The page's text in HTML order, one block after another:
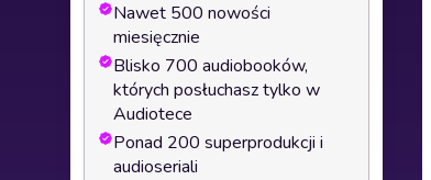
Nawet 500 nowości
miesięcznie
Blisko 700 audiobooków,
których posłuchasz tylko w
Audiotece
Ponad 200 superprodukcji i
audioseriali